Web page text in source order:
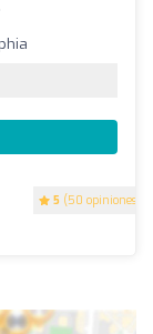
5 (50 opiniones)